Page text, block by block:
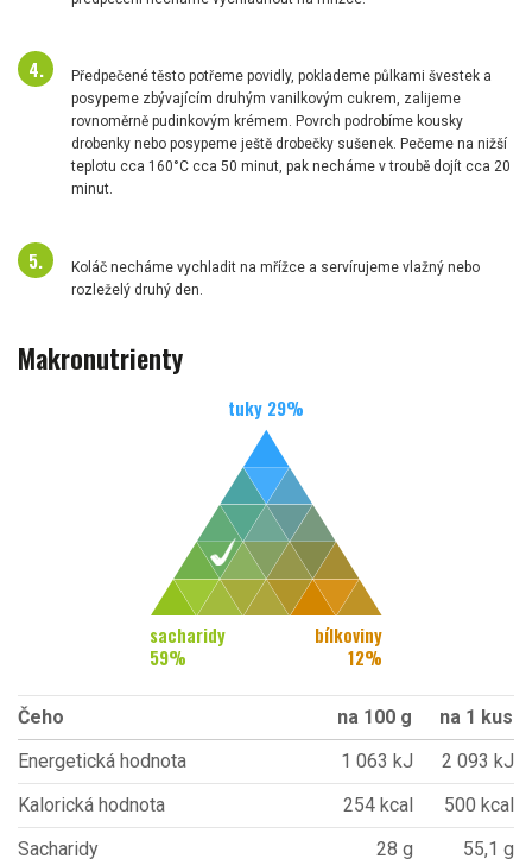
Předpečené těsto potřeme povidly, poklademe půlkami švestek a
posypeme zbývajícím druhým vanilkovým cukrem, zalijeme
rovnoměrně pudinkovým krémem. Povrch podrobíme kousky
drobenky nebo posypeme ještě drobečky sušenek. Pečeme na nižší
teplotu cca 160°C cca 50 minut, pak necháme v troubě dojít cca 20
minut.
Koláč necháme vychladit na mřížce a servírujeme vlažný nebo
rozleželý druhý den.
Makronutrienty
tuky 29%
sacharidy
59%
bílkoviny
12%
Čeho na 100 g
na 1 kus
Energetická hodnota
1 063 kJ
2 093 kJ
Kalorická hodnota
254 kcal
500 kcal
Sacharidy
28 g
55,1 g